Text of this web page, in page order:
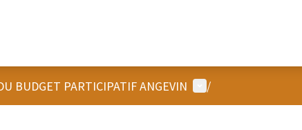
BUDGET PARTICIPATIF ANGEVIN Menu utilisateur
/